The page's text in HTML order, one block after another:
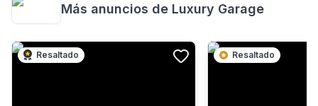
Más anuncios de Luxury Garage
Resaltado Resaltado